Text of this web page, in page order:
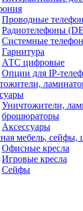
Проводные
Радиотелефоны
Системные
Гарнитура
АТС цифровые
Опции для IP-
Уничтожители,
брошюраторы
Аксессуары
мебель, сейфы,
Офисные кресла
Игровые кресла
Сейфы